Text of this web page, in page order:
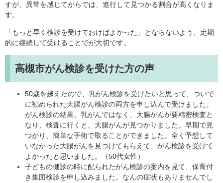
すが、異常を感じてからでは、進行して見つかる割合が高くなりま
す。
「もっと早く検診を受けておけばよかった」とならないよう、定期
的に継続して受けることでが大切です。
高槻市がん検診を受けた方の声
50歳を越えたので、乳がん検診を受けたいと思って、ついで
に勧められた大腸がん検診の両方を申し込んで受けました。
がん検診の結果、乳がんではなく、大腸がんが要精密検査と
なり、検査に行くと、大腸がんが見つかりました。早期で見
つかり、簡単な手術で取ることができました。全く予想して
いなかった大腸がんを見つけてもらえて、がん検診を受けて
よかったと思いました。（50代女性）
子どもの健診の時に配られたがん検診の案内を見て、保育付
き集団検診を申し込みました。なんの症状もありませんでし